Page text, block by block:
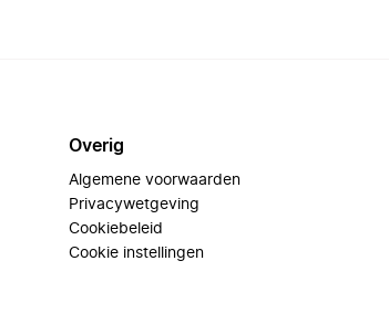
Overig
Algemene voorwaarden
Privacywetgeving
Cookiebeleid
Cookie instellingen